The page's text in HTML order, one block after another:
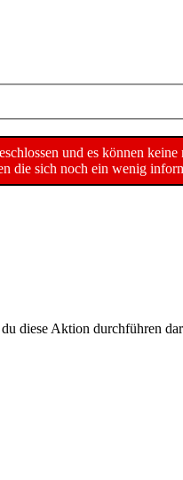
und es können keine
die sich noch ein wenig
diese Aktion durchführen